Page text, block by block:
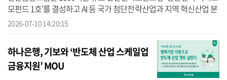
모펀드 1호’를 결성하고 AI 등 국가 첨단전략산업과 지역 혁신산업 분
야 투자를 위한 채비를 마쳤다고 10일 밝혔다. 신한금융에 따르면 신
2026-07-10 14:20:15
하나은행, 기보와 ‘반도체 산업 스케일업
금융지원’ MOU